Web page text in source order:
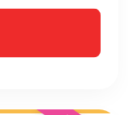
Données
et de